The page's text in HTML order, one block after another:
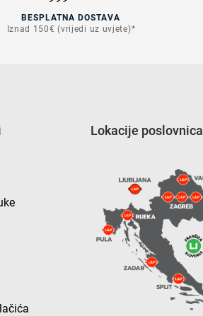
BESPLATNA DOSTAVA
Iznad 150€ (vrijedi uz uvjete)*
Lokacije poslovnica